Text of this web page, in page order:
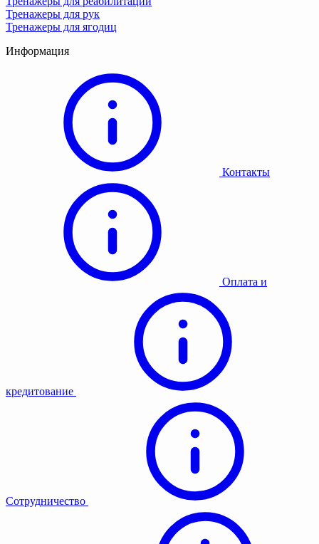
Тренажеры для рук
Тренажеры для ягодиц
Информация
Контакты
Оплата и
кредитование
Сотрудничество